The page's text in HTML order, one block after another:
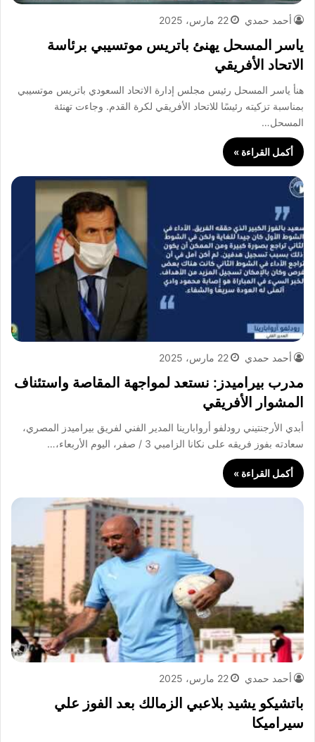
أحمد حمدي 22 مارس، 2025
ياسر المسحل يهنئ باتريس موتسيبي برئاسة
الاتحاد الأفريقي
هنأ ياسر المسحل رئيس مجلس إدارة الاتحاد السعودي باتريس موتسيبي
بمناسبة تزكيته رئيسًا للاتحاد الأفريقي لكرة القدم. وجاءت تهنئة
المسحل…
أكمل القراءة »
أحمد حمدي 22 مارس، 2025
مدرب بيراميدز: نستعد لمواجهة المقاصة واستئناف
المشوار الأفريقي
أبدي الأرجنتيني رودلفو أروابارينا المدير الفني لفريق بيراميدز المصري،
سعادته بفوز فريقه على نكانا الزامبي 3 / صفر، اليوم الأربعاء،…
أكمل القراءة »
أحمد حمدي 22 مارس، 2025
باتشيكو يشيد بلاعبي الزمالك بعد الفوز علي
سيراميكا